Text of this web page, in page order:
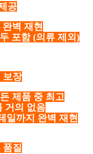
공
벽 재현
포함 (의류 제외)
보장
제품 중 최고
거의 없음
일까지 완벽 재현
질